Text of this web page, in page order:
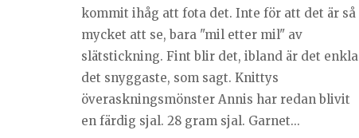
kommit ihåg att fota det. Inte för att det är så
mycket att se, bara "mil etter mil" av
slätstickning. Fint blir det, ibland är det enkla
det snyggaste, som sagt. Knittys
överaskningsmönster Annis har redan blivit
en färdig sjal. 28 gram sjal. Garnet...